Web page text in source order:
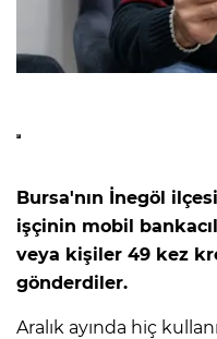
Bursa'nın İnegöl
işçinin mobil
veya kişiler 49 kez
gönderdiler.
Aralık ayında hiç